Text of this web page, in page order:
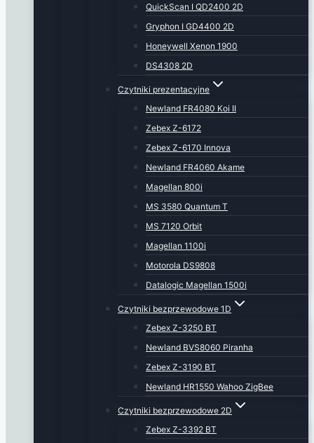
QuickScan I QD2400 2D
Gryphon I GD4400 2D
Honeywell Xenon 1900
DS4308 2D
Czytniki prezentacyjne
Newland FR4080 Koi II
Zebex Z-6172
Zebex Z-6170 Innova
Newland FR4060 Akame
Magellan 800i
MS 3580 Quantum T
MS 7120 Orbit
Magellan 1100i
Motorola DS9808
Datalogic Magellan 1500i
Czytniki bezprzewodowe 1D
Zebex Z-3250 BT
Newland BVS8060 Piranha
Zebex Z-3190 BT
Newland HR1550 Wahoo ZigBee
Czytniki bezprzewodowe 2D
Zebex Z-3392 BT